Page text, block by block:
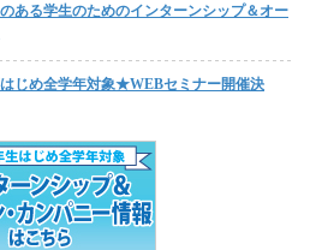
ある学生のためのインターンシップ＆オー
はじめ全学年対象★WEBセミナー開催決